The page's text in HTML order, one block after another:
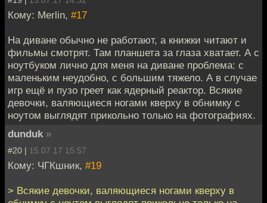
Кому: Merlin, #17
На диване обычно не работают, а книжки читают и
фильмы смотрят. Там планшета за глаза хватает. А с
ноутбуком лично для меня на диване проблема: с
маленьким неудобно, с большим тяжело. А в случае
игр ещё и пузо греет как ядерный реактор. Всякие
девочки, валяющиеся ногами кверху в обнимку с
ноутом выглядят прикольно только на фотографиях.
dunduk »
#20 | 15.07.17 15:57
Кому: ЧГКшник, #19
> Всякие девочки, валяющиеся ногами кверху в